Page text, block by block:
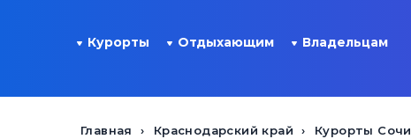
Курорты Отдыхающим Владельцам
Главная Краснодарский край Курорты Сочи